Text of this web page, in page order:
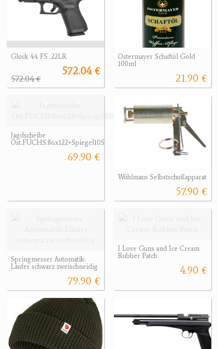
Glock 44 FS .22LR
572.04 €
572.04 €
Ostermayer Schaftöl Gold
100ml
21.90 €
Jagdscheibe
Öst.FUCHS.86x122+Spiegel10STk.
69.90 €
Wühlmaus Selbstschußapparat
57.90 €
Springmesser Automatik-
Läufer schwarz zweischneidig
79.90 €
I Love Guns and Ice Cream
Rubber Patch
4.90 €